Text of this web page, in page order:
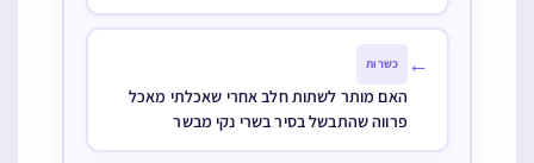
יעוי' בביאור הלכה סי' קצ ס"ב שהביא
מחלוקת של כמה אחרונים בזה לענין
ברכת מעין ג' וסיים שצ"ע למעשה.ולכן
ההנהגה בזה למעשה לכאורה היא